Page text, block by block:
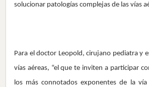
solucionar patologías complejas de las vías
Para el doctor Leopold, cirujano pediatra y
vías aéreas, “el que te inviten a participar
los más connotados exponentes de la vía